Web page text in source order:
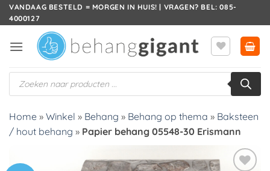
Ga
naar
VANDAAG BESTELD = MORGEN IN HUIS! | VRAGEN? BEL: 085-
4000127
Producten
zoeken
Home » Winkel » Behang » Behang op thema » Baksteen
/ hout behang » Papier behang 05548-30 Erismann